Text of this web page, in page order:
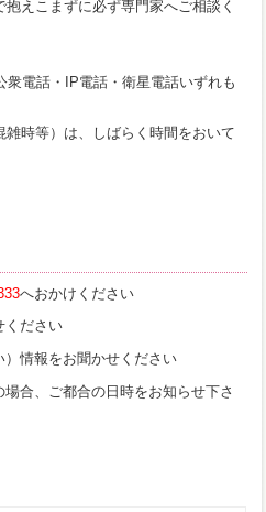
えこまずに必ず専門家へご相談く
電話・IP電話・衛星電話いずれも
時等）は、しばらく時間をおいて
へおかけください
ください
情報をお聞かせください
合、ご都合の日時をお知らせ下さ